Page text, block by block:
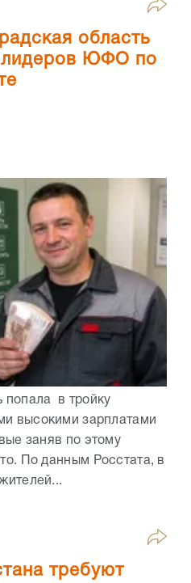
область
лидеров ЮФО по
попала в тройку
высокими зарплатами
заняв по этому
По данным Росстата, в
требуют